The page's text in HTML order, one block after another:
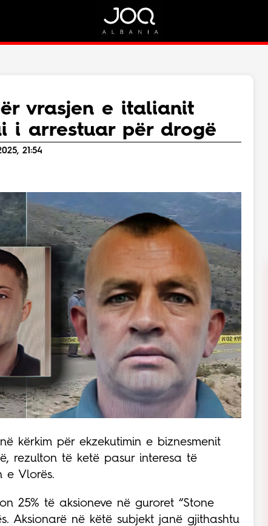
Puno me ne!
Live
Kontakt
vrasjen e italianit
i arrestuar për drogë
21:54
kërkim për ekzekutimin e biznesmenit
rezulton të ketë pasur interesa të
e Vlorës.
25% të aksioneve në guroret “Stone
Aksionarë në këtë subjekt janë gjithashtu